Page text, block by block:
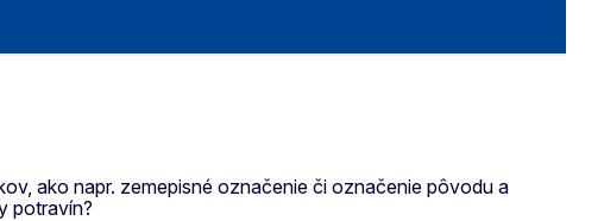
ako napr. zemepisné označenie či označenie pôvodu a
potravín?